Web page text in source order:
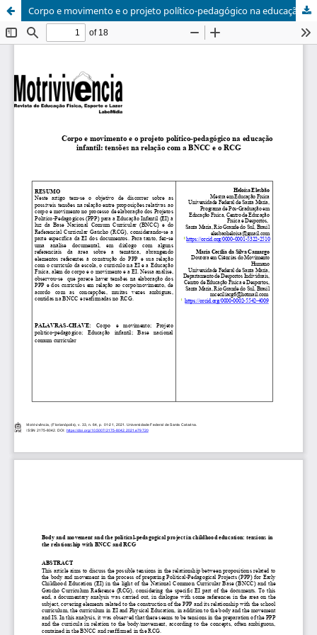
Corpo e movimento e o projeto político-pedagógico na educação infantil: tensões na relação com a BNCC e o RCG